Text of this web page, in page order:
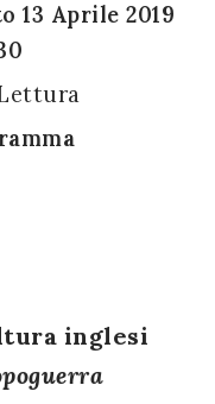
13 Aprile 2019
inglesi